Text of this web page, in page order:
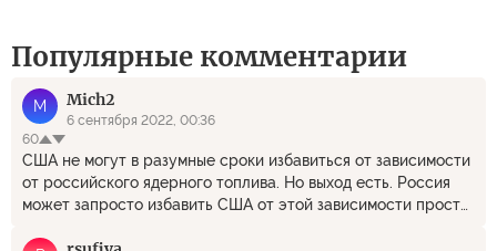
Популярные комментарии
M Mich2
6 сентября 2022, 00:36
60
США не могут в разумные сроки избавиться от зависимости
от российского ядерного топлива. Но выход есть. Россия
может запросто избавить США от этой зависимости просто